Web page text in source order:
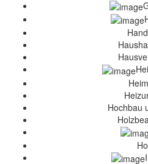
Hochbau